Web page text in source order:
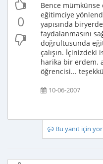
0
Bence mümkünse
eğitimciye
yapısında
faydalanmasını
doğrultusunda
çalışın. İçinizdeki
harika bir erdem.
öğrencisi...
10-06-2007
Bu yanıt için